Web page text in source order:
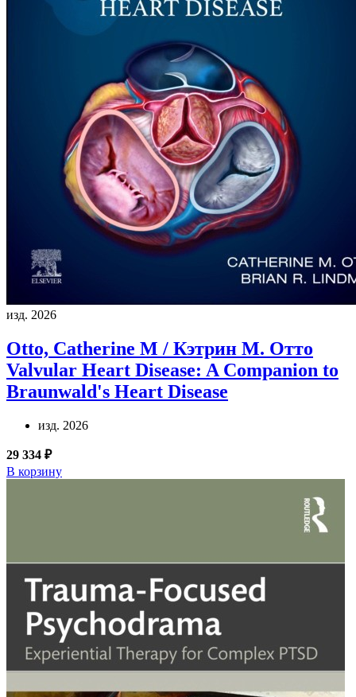
изд. 2026
Otto, Catherine M / Кэтрин М. Отто
Valvular Heart Disease: A Companion to
Braunwald's Heart Disease
изд. 2026
29 334 ₽
В корзину